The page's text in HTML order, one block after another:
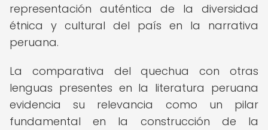
representación auténtica de la diversidad
étnica y cultural del país en la narrativa
peruana.
La comparativa del quechua con otras
lenguas presentes en la literatura peruana
evidencia su relevancia como un pilar
fundamental en la construcción de la